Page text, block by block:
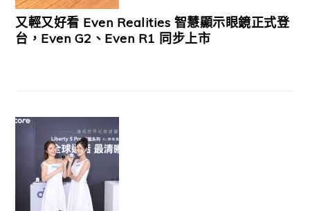
又輕又好看 Even Realities 智慧顯示眼鏡正式登
台，Even G2、Even R1 同步上市